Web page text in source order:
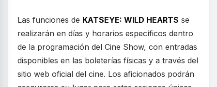
Las funciones de KATSEYE: WILD HEARTS se
realizarán en días y horarios específicos dentro
de la programación del Cine Show, con entradas
disponibles en las boleterías físicas y a través del
sitio web oficial del cine. Los aficionados podrán